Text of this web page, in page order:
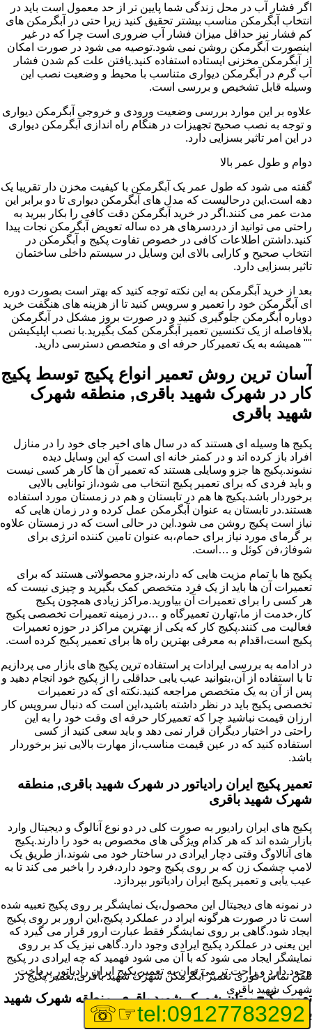
اگر فشار آب در محل زندگی شما پایین تر از حد معمول است باید در
انتخاب آبگرمکن مناسب بیشتر تحقیق کنید زیرا حتی در آبگرمکن های
کم فشار نیز حداقل میزان فشار آب ضروری است چرا که در غیر
اینصورت آبگرمکن روشن نمی شود.توصیه می شود در صورت امکان
از آبگرمکن مخزنی ایستاده استفاده کنید.یافتن علت کم شدن فشار
آب گرم در آبگرمکن دیواری متناسب با محیط و وضعیت نصب این
وسیله قابل تشخیص و بررسی است.
علاوه بر این موارد بررسی وضعیت ورودی و خروجی آبگرمکن دیواری
و توجه به نصب صحیح تجهیزات در هنگام راه اندازی آبگرمکن دیواری
در این امر تاثیر بسزایی دارد.
دوام و طول عمر بالا
گفته می شود که طول عمر یک آبگرمکن با کیفیت مخزن دار تقریبا یک
دهه است.این درحالیست که مدل های آبگرمکن دیواری تا دو برابر این
مدت عمر می کنند.اگر در خرید آبگرمکن دقت کافی را بکار ببرید به
راحتی می توانید از دردسرهای هر ده ساله تعویض آبگرمکن نجات پیدا
کنید.داشتن اطلاعات کافی در خصوص تفاوت پکیج و آبگرمکن در
انتخاب صحیح و کارایی بالای این وسایل در سیستم داخلی ساختمان
تاثیر بسزایی دارد.
بعد از خرید آبگرمکن به این نکته توجه کنید که بهتر است بصورت دوره
ای آبگرمکن خود را تعمیر و سرویس کنید تا از هزینه های هنگفت خرید
دوباره آبگرمکن جلوگیری کنید و در صورت بروز مشکل در آبگرمکن
بلافاصله از یک تکنسین تعمیر آبگرمکن کمک بگیرید.با نصب اپلیکیشن
"" همیشه به یک تعمیرکار حرفه ای و متخصص دسترسی دارید.
آسان ترین روش تعمیر انواع پکیج توسط پکیج
کار در شهرک شهید باقری, منطقه شهرک
شهید باقری
پکیج ها وسیله ای هستند که در سال های اخیر جای خود را در منازل
افراد باز کرده اند و در کمتر خانه ای است که این وسایل دیده
نشوند.پکیج ها جزو وسایلی هستند که تعمیر آن ها کار هر کسی نیست
و باید فردی که برای تعمیر پکیج انتخاب می شود،از توانایی بالایی
برخوردار باشد.پکیج ها هم در تابستان و هم در زمستان مورد استفاده
هستند.در تابستان به عنوان آبگرمکن عمل کرده و در زمان هایی که
نیاز است پکیج روشن می شود.این در حالی است که در زمستان علاوه
بر گرمای مورد نیاز برای حمام،به عنوان تامین کننده انرژی برای
شوفاژ،فن کوئل و …است.
پکیج ها با تمام مزیت هایی که دارند،جزو محصولاتی هستند که برای
تعمیرات آن ها باید از یک فرد متخصص کمک بگیرید و چیزی نیست که
هر کسی را برای تعمیرات آن بیاورید.مراکز زیادی همچون پکیج
کار،خدمت از ما،تهارن تعمیرگاه و …در زمینه تعمیرات تخصصی پکیج
فعالیت می کنند.پکیج کار که یکی از بهترین مراکز در حوزه تعمیرات
پکیج است،اقدام به معرفی بهترین راه ها برای تعمیر پکیج کرده است.
در ادامه به بررسی ایرادات پر استفاده ترین پکیج های بازار می پردازیم
تا با استفاده از آن،بتوانید عیب یابی حداقلی را از پکیج خود انجام دهید و
پس از آن به یک متخصص مراجعه کنید.نکته ای که در تعمیرات
تخصصی پکیج باید در نظر داشته باشید،این است که دنبال سرویس کار
ارزان قیمت نباشید چرا که تعمیرکار حرفه ای وقت خود را به این
راحتی در اختیار دیگران قرار نمی دهد و باید سعی کنید از کسی
استفاده کنید که در عین قیمت مناسب،از مهارت بالایی نیز برخوردار
باشد.
تعمیر پکیج ایران رادیاتور در شهرک شهید باقری, منطقه
شهرک شهید باقری
پکیج های ایران رادیور به صورت کلی در دو نوع آنالوگ و دیجیتال وارد
بازار شده اند که هر کدام ویژگی های مخصوص به خود را دارند.پکیج
های آنالاوگ وقتی دچار ایرادی در ساختار خود می شوند،از طریق یک
لامپ چشمک زن که بر روی پکیج وجود دارد،فرد را باخبر می کند تا به
عیب یابی و تعمیر پکیج ایران رادیاتور بپردازد.
در نمونه های دیجیتال این محصول،یک نمایشگر بر روی پکیج تعبیه شده
است تا در صورت هرگونه ایراد در عملکرد پکیج،این ارور بر روی پکیج
ایجاد شود.گاهی بر روی نمایشگر فقط عبارت ارور قرار می گیرد که
این یعنی در عملکرد پکیج ایرادی وجود دارد.گاهی نیز یک کد بر روی
نمایشگر ایجاد می شود که با آن می شود فهمید که چه ایرادی در پکیج
وجود دارد و راحت تر می توان به تعمیر پکیج ایران رادیاتور پرداخت.
تعمیر پکیج بوتان شهرک شهید باقری, منطقه شهرک شهید
باقری
تلفن تماس فوریتعمیر آبگرمکن شهرک شهید باقری,تعمیر پکیج در
شهرک شهید باقری
tel:09127783292
☞☏